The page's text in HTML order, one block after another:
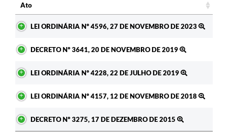
Ato
LEI ORDINÁRIA Nº 4596, 27 DE NOVEMBRO DE 2023
DECRETO Nº 3641, 20 DE NOVEMBRO DE 2019
LEI ORDINÁRIA Nº 4228, 22 DE JULHO DE 2019
LEI ORDINÁRIA Nº 4157, 12 DE NOVEMBRO DE 2018
DECRETO Nº 3275, 17 DE DEZEMBRO DE 2015